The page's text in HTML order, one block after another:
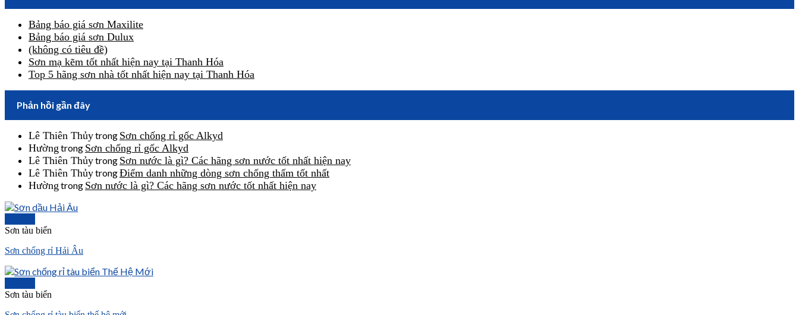
Bảng báo giá sơn Maxilite
Bảng báo giá sơn Dulux
(không có tiêu đề)
Sơn mạ kẽm tốt nhất hiện nay tại Thanh Hóa
Top 5 hãng sơn nhà tốt nhất hiện nay tại Thanh Hóa
Phản hồi gần đây
Lê Thiên Thủytrong Sơn chống rỉ gốc Alkyd
Hường trong Sơn chống rỉ gốc Alkyd
Lê Thiên Thủytrong Sơn nước là gì? Các hãng sơn nước tốt nhất hiện nay
Lê Thiên ThủytrongĐiểm danh những dòng sơn chống thấm tốt nhất
Hường trong Sơn nước là gì? Các hãng sơn nước tốt nhất hiện nay
Sơn tàu biển
Sơn chống rỉ Hải Âu
Sơn tàu biển